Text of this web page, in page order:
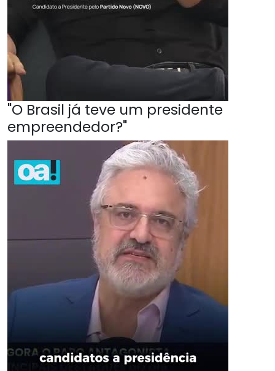
"O Brasil já teve um presidente
empreendedor?"